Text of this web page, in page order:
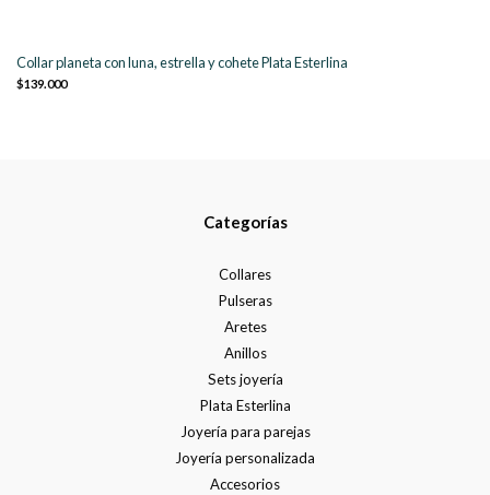
Collar planeta con luna, estrella y cohete Plata Esterlina
$139.000
Categorías
Collares
Pulseras
Aretes
Anillos
Sets joyería
Plata Esterlina
Joyería para parejas
Joyería personalizada
Accesorios